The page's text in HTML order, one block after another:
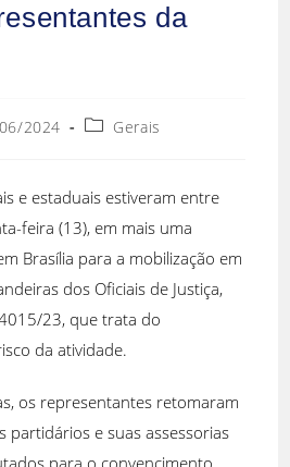
da
2024 Gerais
e estaduais estiveram entre
feira (13), em mais uma
Brasília para a mobilização em
dos Oficiais de Justiça,
23, que trata do
da atividade.
os representantes retomaram
partidários e suas assessorias